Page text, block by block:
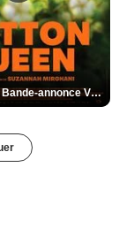
Cotton Queen Bande-annonce VO STFR